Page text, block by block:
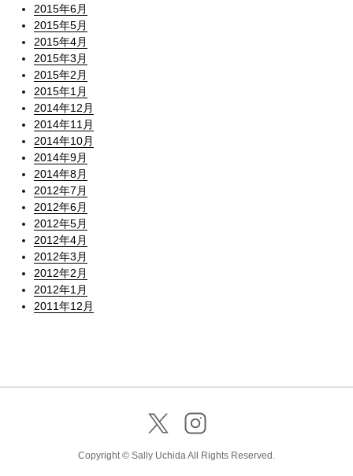
2015年6月
2015年5月
2015年4月
2015年3月
2015年2月
2015年1月
2014年12月
2014年11月
2014年10月
2014年9月
2014年8月
2012年7月
2012年6月
2012年5月
2012年4月
2012年3月
2012年2月
2012年1月
2011年12月
Copyright © Sally Uchida All Rights Reserved.